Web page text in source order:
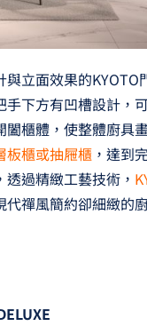
與立面效果的
手下方有凹槽設計，
闔櫃體，使整體廚具
板櫃或抽屜櫃，達到
過精緻工藝技術，
代禪風簡約卻細緻的